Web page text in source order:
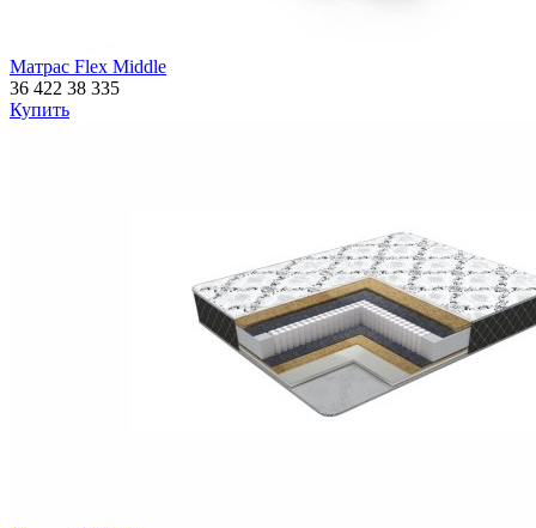
Матрас Flex Middle
36 422 38 335
Купить